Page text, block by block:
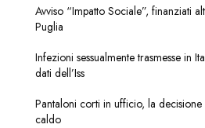
Avviso “Impatto Sociale”, finanziati
Puglia
Infezioni sessualmente trasmesse in
dati dell’Iss
Pantaloni corti in ufficio, la
caldo